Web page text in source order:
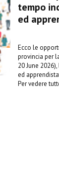
tempo
ed
Ecco le
provincia per
20 June
ed
Per vedere